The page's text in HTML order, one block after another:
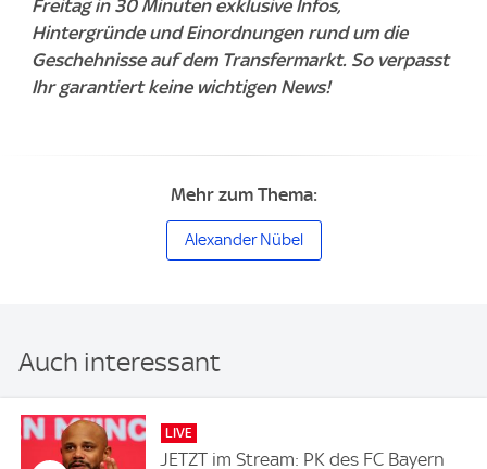
Freitag in 30 Minuten exklusive Infos,
Hintergründe und Einordnungen rund um die
Geschehnisse auf dem Transfermarkt. So verpasst
Ihr garantiert keine wichtigen News!
Mehr zum Thema:
Alexander Nübel
Auch interessant
LIVE
JETZT im Stream: PK des FC Bayern